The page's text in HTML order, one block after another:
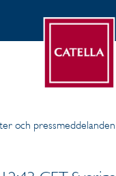
och pressmeddelanden